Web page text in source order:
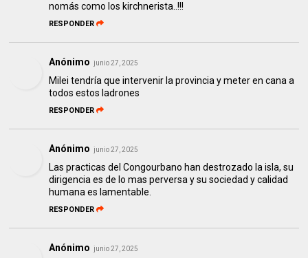
nomás como los kirchnerista..!!!
RESPONDER
Anónimo junio 27, 2025
Milei tendría que intervenir la provincia y meter en cana a
todos estos ladrones
RESPONDER
Anónimo junio 27, 2025
Las practicas del Congourbano han destrozado la isla, su
dirigencia es de lo mas perversa y su sociedad y calidad
humana es lamentable.
RESPONDER
Anónimo junio 27, 2025